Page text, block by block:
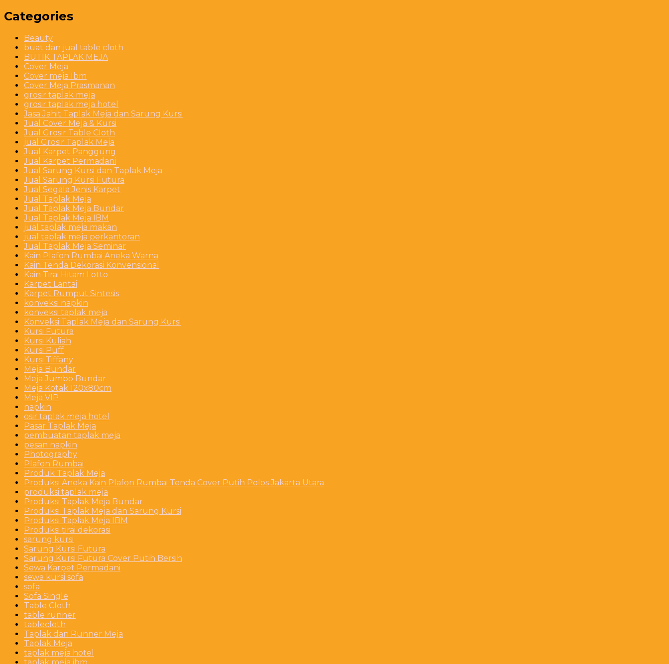
Categories
Beauty
buat dan jual table cloth
BUTIK TAPLAK MEJA
Cover Meja
Cover meja Ibm
Cover Meja Prasmanan
grosir taplak meja
grosir taplak meja hotel
Jasa Jahit Taplak Meja dan Sarung Kursi
Jual Cover Meja & Kursi
Jual Grosir Table Cloth
jual Grosir Taplak Meja
Jual Karpet Panggung
Jual Karpet Permadani
Jual Sarung Kursi dan Taplak Meja
Jual Sarung Kursi Futura
Jual Segala Jenis Karpet
Jual Taplak Meja
Jual Taplak Meja Bundar
Jual Taplak Meja IBM
jual taplak meja makan
jual taplak meja perkantoran
Jual Taplak Meja Seminar
Kain Plafon Rumbai Aneka Warna
Kain Tenda Dekorasi Konvensional
Kain Tirai Hitam Lotto
Karpet Lantai
Karpet Rumput Sintesis
konveksi napkin
konveksi taplak meja
Konveksi Taplak Meja dan Sarung Kursi
Kursi Futura
Kursi Kuliah
Kursi Puff
Kursi Tiffany
Meja Bundar
Meja Jumbo Bundar
Meja Kotak 120x80cm
Meja VIP
napkin
osir taplak meja hotel
Pasar Taplak Meja
pembuatan taplak meja
pesan napkin
Photography
Plafon Rumbai
Produk Taplak Meja
Produksi Aneka Kain Plafon Rumbai Tenda Cover Putih Polos Jakarta Utara
produksi taplak meja
Produksi Taplak Meja Bundar
Produksi Taplak Meja dan Sarung Kursi
Produksi Taplak Meja IBM
Produksi tirai dekorasi
sarung kursi
Sarung Kursi Futura
Sarung Kursi Futura Cover Putih Bersih
Sewa Karpet Permadani
sewa kursi sofa
sofa
Sofa Single
Table Cloth
table runner
tablecloth
Taplak dan Runner Meja
Taplak Meja
taplak meja hotel